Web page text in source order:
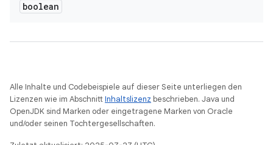
boolean
Alle Inhalte und Codebeispiele auf dieser Seite unterliegen den
Lizenzen wie im AbschnittInhaltslizenz beschrieben. Java und
OpenJDK sind Marken oder eingetragene Marken von Oracle
und/oder seinen Tochtergesellschaften.